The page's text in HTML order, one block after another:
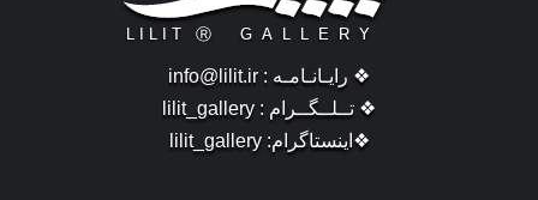
❖ رایـانـامـه : info@lilit.ir
❖ تــلــگــرام : lilit_gallery
❖اینستاگرام: lilit_gallery